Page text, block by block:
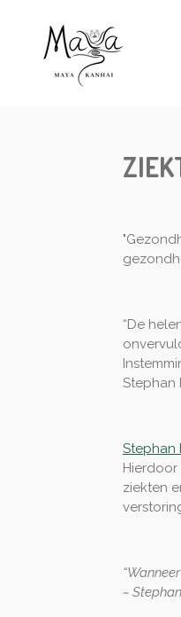
“De
Stephan
Stephan
ziekten
~